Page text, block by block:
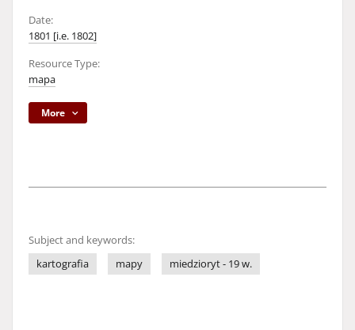
Date:
1801 [i.e. 1802]
Resource Type:
mapa
More
Subject and keywords:
kartografia
mapy miedzioryt - 19 w.